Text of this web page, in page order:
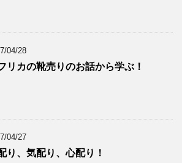
04/28
リカの靴売りのお話から学ぶ！
04/27
り、気配り、心配り！